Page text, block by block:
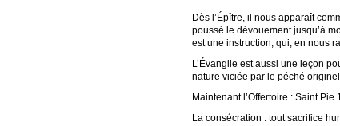
Dès l’Épître, il nous apparaît
poussé le dévouement jusqu’à
est une instruction, qui, en nous
L’Évangile est aussi une leçon
nature viciée par le péché
Maintenant l’Offertoire : Saint
La consécration : tout sacrifice